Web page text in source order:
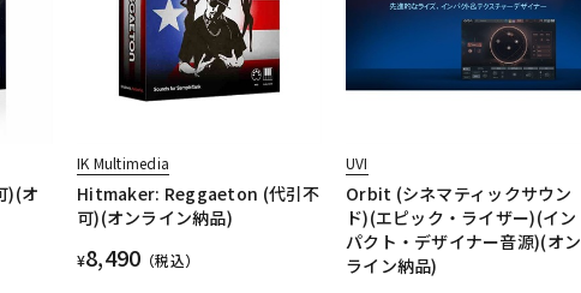
)(オ
IK Multimedia
Hitmaker: Reggaeton (代引不
可)(オンライン納品)
¥8,490 （税込）
UVI
Orbit (シネマティックサウン
ド)(エピック・ライザー)(イン
パクト・デザイナー音源)(オン
ライン納品)